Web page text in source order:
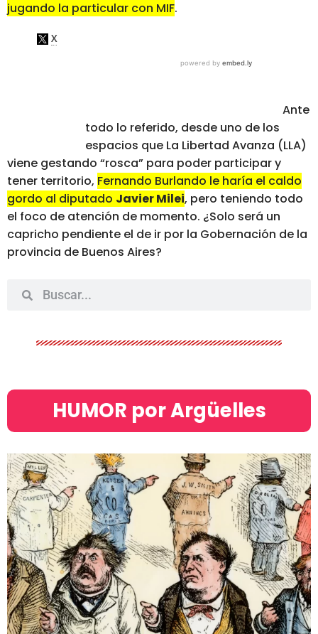
jugando la particular con MIF.
Ante
todo lo referido, desde uno de los
espacios que La Libertad Avanza (LLA)
viene gestando “rosca” para poder participar y
tener territorio, Fernando Burlando le haría el caldo
gordo al diputado Javier Milei, pero teniendo todo
el foco de atención de momento. ¿Solo será un
capricho pendiente el de ir por la Gobernación de la
provincia de Buenos Aires?
HUMOR por Argüelles​